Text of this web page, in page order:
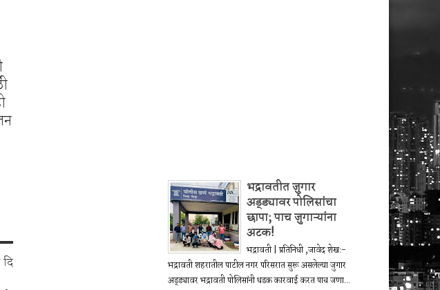
भद्रावतीत जुगार
अड्ड्यावर पोलिसांचा
छापा; पाच जुगाऱ्यांना
अटक!
भद्रावती | प्रतिनिधी ,जावेद शेख:-
भद्रावती शहरातील पाटील नगर परिसरात सुरू असलेल्या जुगार
अड्ड्यावर भद्रावती पोलिसांनी धडक कारवाई करत पाच जणा...